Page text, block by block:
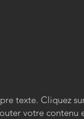
texte. Cliquez
votre contenu